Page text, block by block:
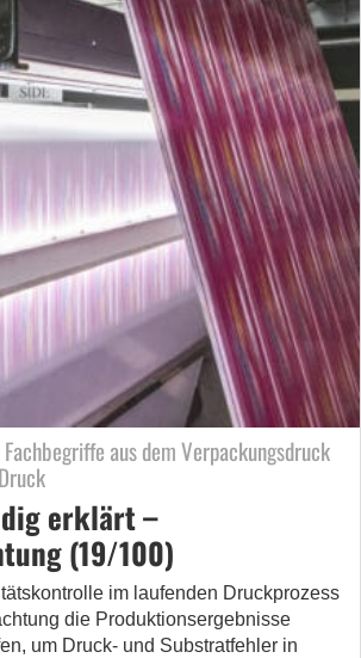
aus dem Verpackungsdruck
erklärt –
(19/100)
im laufenden Druckprozess
die Produktionsergebnisse
um Druck- und Substratfehler in